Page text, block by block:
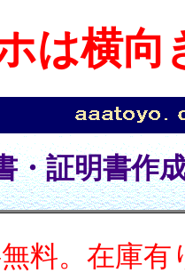
は横向
・証明書作
料。在庫